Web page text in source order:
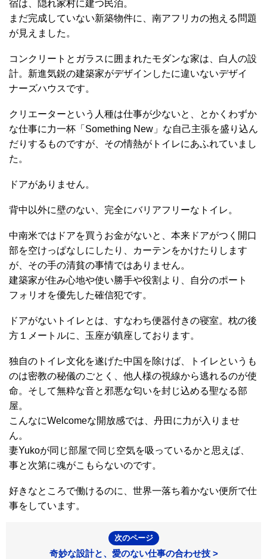
宿は、隠れ家村に建つ民泊。
まだ完成していない新築物件に、南アフリカの抱える問題
が見えました。
コンクリートとガラスに囲まれたモダンな家は、白人の設
計。新進気鋭の建築家がデザインしたに違いないデザイ
ナーズハウスです。
クリエーターという人種は仕事が少ないと、とかくわずか
な仕事に力一杯「Something New」な自己主張を盛り込ん
だりするものですが、その情熱がトイレにあふれていまし
た。
ドアがありません。
背中以外に壁のない、完全にバリアフリーなトイレ。
中南米ではドアを買うお金がないと、本来ドアがつく開口
部を空けっぱなしにしたり、カーテンをかけたりします
が、その手の清貧の事情ではありません。
建築家が住み心地や使い勝手や役割より、自分のポート
フォリオを優先した確信犯です。
ドアがないトイレとは、すなわち便器付きの寝室。枕の後
方１メートルに、玉座が鎮座しております。
独自のトイレ文化を遂げた中国を除けば、トイレというも
のは密教の秘儀のごとく、他人様の視線から逃れるのが使
命。そして無粋な音と邪悪な匂いを封じ込める聖なる部
屋。
こんなにWelcomeな開放感では、丹田に力が入りませ
ん。
妻Yukoが同じ部屋で同じ空気を吸っているかと思えば、
事と次第に魂がこもらないのです。
好きなところで働けるのに、世界一落ち着かない便所で仕
事をしています。
次のページ
奇妙な設計と、愛のない仕事の合わせ技 >